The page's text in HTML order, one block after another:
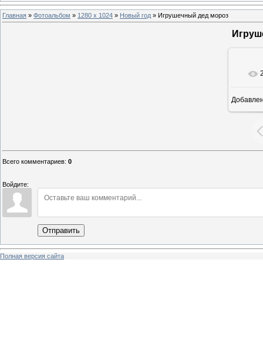
Главная » Фотоальбом » 1280 x 1024 » Новый год » Игрушечный дед мороз
Всего комментариев: 0
Войдите:
Отправить
Полная версия сайта